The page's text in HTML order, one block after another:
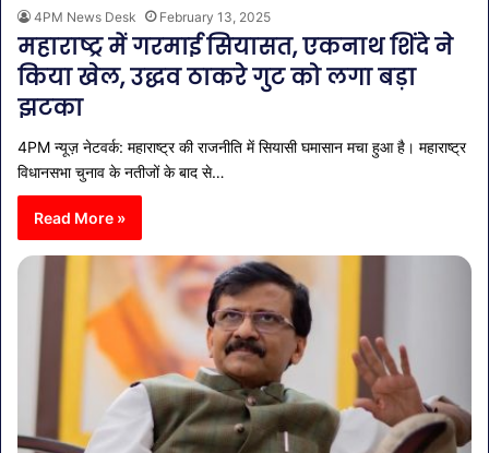
4PM News Desk February 13, 2025
महाराष्ट्र में गरमाई सियासत, एकनाथ शिंदे ने
किया खेल, उद्धव ठाकरे गुट को लगा बड़ा
झटका
4PM न्यूज़ नेटवर्क: महाराष्ट्र की राजनीति में सियासी घमासान मचा हुआ है। महाराष्ट्र
विधानसभा चुनाव के नतीजों के बाद से…
Read More »